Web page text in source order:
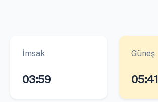
İmsak
03:59
Güneş
05:41